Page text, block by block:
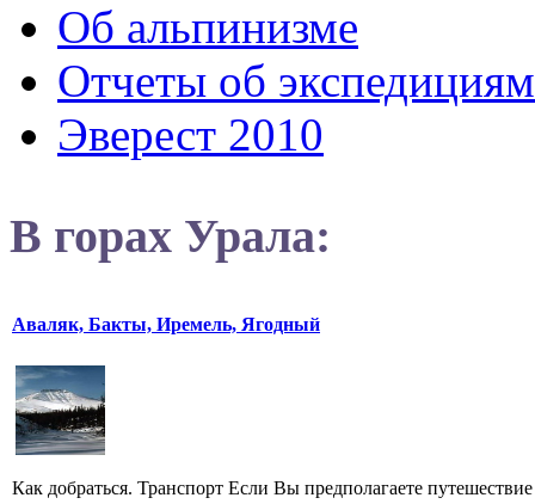
Об альпинизме
Отчеты об экспедициям
Эверест 2010
В горах Урала:
Аваляк, Бакты, Иремель, Ягодный
Как добраться. Транспорт Если Вы предполагаете